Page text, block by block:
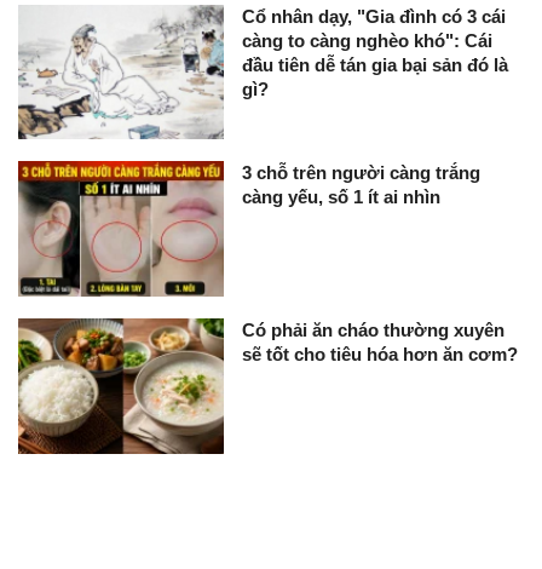
Cổ nhân dạy, "Gia đình có 3 cái
càng to càng nghèo khó": Cái
đầu tiên dễ tán gia bại sản đó là
gì?
3 chỗ trên người càng trắng
càng yếu, số 1 ít ai nhìn
Có phải ăn cháo thường xuyên
sẽ tốt cho tiêu hóa hơn ăn cơm?